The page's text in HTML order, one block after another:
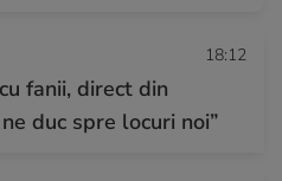
18:12
fanii, direct din
duc spre locuri noi”